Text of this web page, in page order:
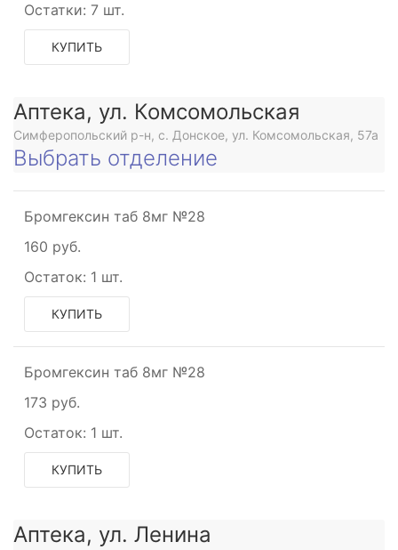
Остатки: 7 шт.
КУПИТЬ
Аптека, ул. Комсомольская
Симферопольский р-н, с. Донское, ул. Комсомольская, 57а
Выбрать отделение
Бромгексин таб 8мг №28
160 руб.
Остаток: 1 шт.
КУПИТЬ
Бромгексин таб 8мг №28
173 руб.
Остаток: 1 шт.
КУПИТЬ
Аптека, ул. Ленина